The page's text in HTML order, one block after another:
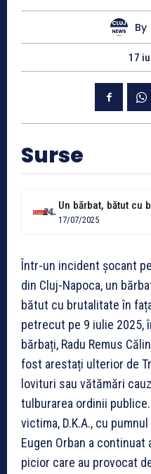
By
17
Surse
17/07/2025
Într-un incident șocant
din Cluj-Napoca, un
bătut cu brutalitate în
petrecut pe 9 iulie 2025,
bărbați, Radu Remus
fost arestați ulterior de
lovituri sau vătămări
tulburarea ordinii
victima, D.K.A., cu
Eugen Orban a
picior care au provocat